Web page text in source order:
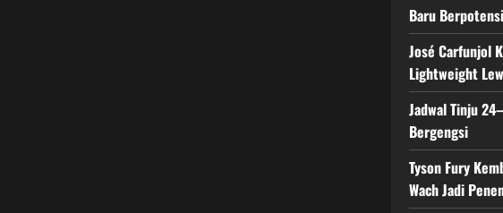
Baru
José Carfunjol
Lightweight
Jadwal Tinju
Bergengsi
Tyson Fury
Wach Jadi